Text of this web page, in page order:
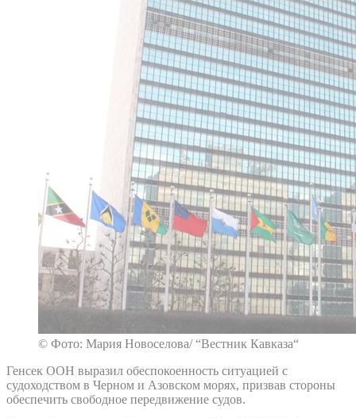
© Фото: Мария Новоселова/ “Вестник Кавказа“
Генсек ООН выразил обеспокоенность ситуацией с
судоходством в Черном и Азовском морях, призвав стороны
обеспечить свободное передвижение судов.